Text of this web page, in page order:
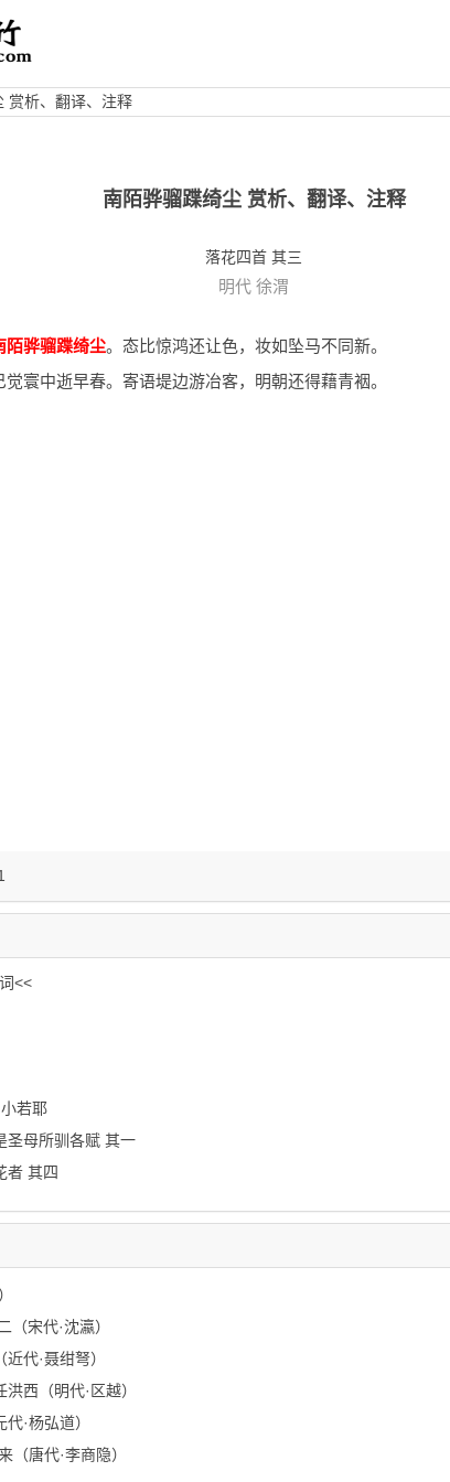
赏析、翻译、注释
南陌骅骝蹀绮尘 赏析、翻译、注释
落花四首 其三
明代 徐渭
陌骅骝蹀绮尘。态比惊鸿还让色，妆如坠马不同新。
寰中逝早春。寄语堤边游冶客，明朝还得藉青裀。
<<
若耶
圣母所驯各赋 其一
者 其四
（宋代·沈瀛）
代·聂绀弩）
西（明代·区越）
·杨弘道）
（唐代·李商隐）